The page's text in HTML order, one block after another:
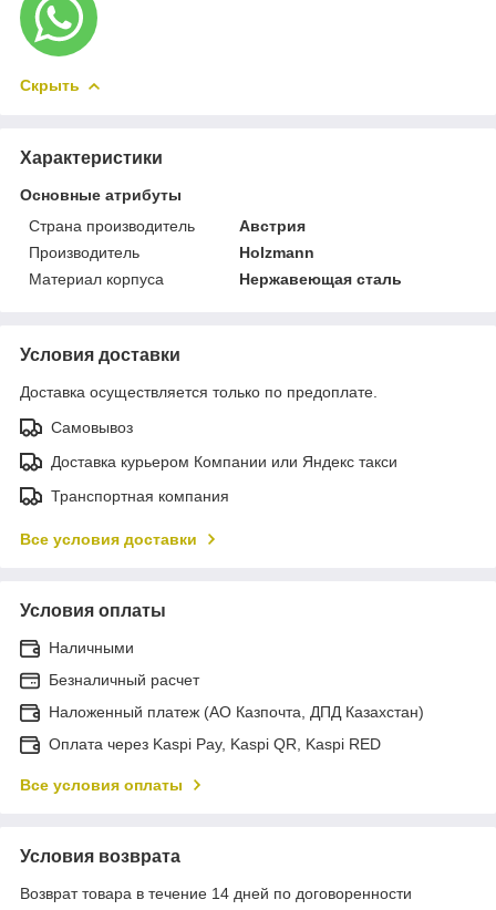
Скрыть
Характеристики
Основные атрибуты
Страна производитель
Австрия
Производитель
Holzmann
Материал корпуса
Нержавеющая сталь
Условия доставки
Доставка осуществляется только по предоплате.
Самовывоз
Доставка курьером Компании или Яндекс такси
Транспортная компания
Все условия доставки
Условия оплаты
Наличными
Безналичный расчет
Наложенный платеж (АО Казпочта, ДПД Казахстан)
Оплата через Kaspi Pay, Kaspi QR, Kaspi RED
Все условия оплаты
Условия возврата
Возврат товара в течение 14 дней по договоренности